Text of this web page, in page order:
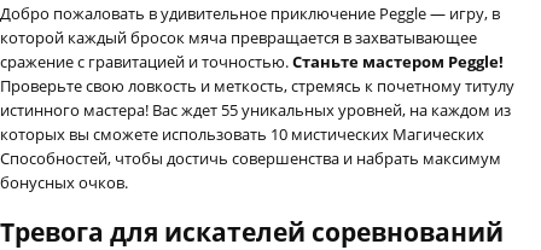
Добро пожаловать в удивительное приключение Peggle — игру, в
которой каждый бросок мяча превращается в захватывающее
сражение с гравитацией и точностью.Станьте мастером Peggle!
Проверьте свою ловкость и меткость, стремясь к почетному титулу
истинного мастера! Вас ждет 55 уникальных уровней, на каждом из
которых вы сможете использовать 10 мистических Магических
Способностей, чтобы достичь совершенства и набрать максимум
бонусных очков.
Тревога для искателей соревнований